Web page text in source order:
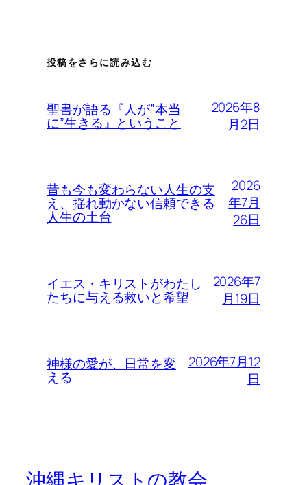
投稿をさらに読み込む
聖書が語る『人が”本当
に”生きる』ということ
2026年8
月2日
昔も今も変わらない人生の支
え、揺れ動かない信頼できる
人生の土台
2026
年7月
26日
イエス・キリストがわたし
たちに与える救いと希望
2026年7
月19日
神様の愛が、日常を変
える
2026年7月12
日